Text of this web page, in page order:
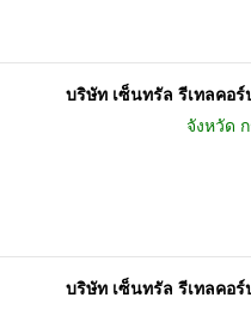
บริษัท เซ็นทรัล รีเทลคอร์
จังหวัด
บริษัท เซ็นทรัล รีเทลคอร์